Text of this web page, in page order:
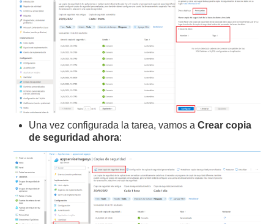
Una vez configurada la tarea, vamos aCrear copia
de seguridad ahora: